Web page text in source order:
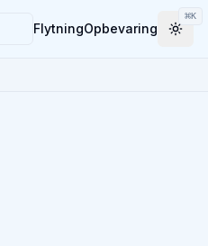
⌘K
FlytningOpbevaring